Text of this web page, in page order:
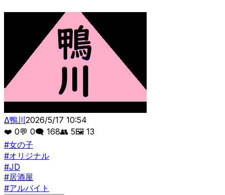
Δ鴨川2026/5/17 10:54
❤️ 0💬 0🗨️ 168👥 5🖼️ 13
#女の子
#オリジナル
#JD
#居酒屋
#アルバイト